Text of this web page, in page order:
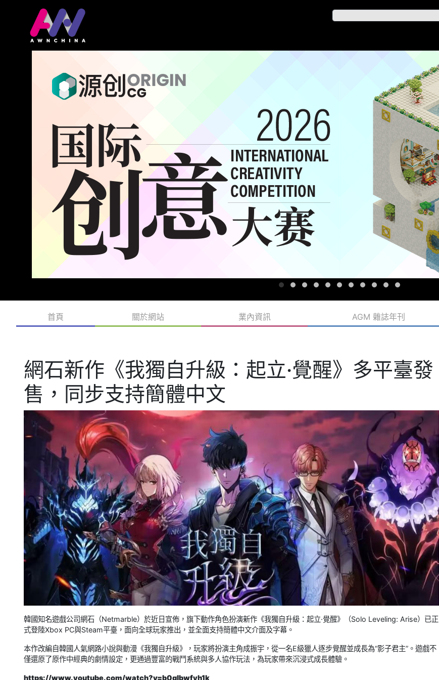
首頁 關於網站 業內資訊 AGM 雜誌年刊
網石新作《我獨自升級：起立·覺醒》多平臺發
售，同步支持簡體中文
韓國知名遊戲公司網石（Netmarble）於近日宣佈，旗下動作角色扮演新作《我獨自升級：起立·覺醒》（Solo Leveling: Arise）已正
式登陸Xbox PC與Steam平臺，面向全球玩家推出，並全面支持簡體中文介面及字幕。
本作改編自韓國人氣網路小說與動漫《我獨自升級》，玩家將扮演主角成振宇，從一名E級獵人逐步覺醒並成長為“影子君主”。遊戲不
僅還原了原作中經典的劇情設定，更通過豐富的戰鬥系統與多人協作玩法，為玩家帶來沉浸式成長體驗。
https://www.youtube.com/watch?v=b0qlbwfyh1k